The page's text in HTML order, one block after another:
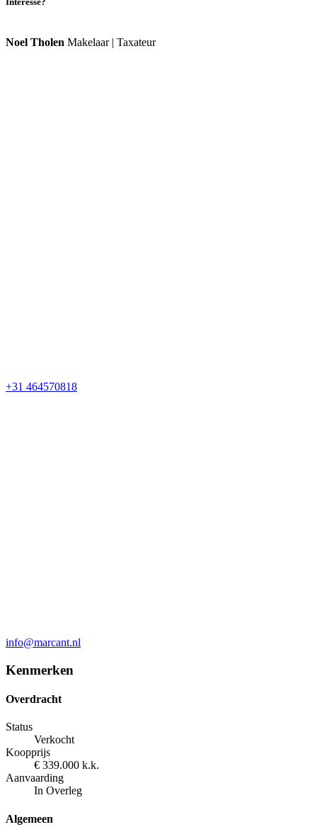
Noel Tholen Makelaar | Taxateur
+31 464570818
info@marcant.nl
Kenmerken
Overdracht
Status
Verkocht
Koopprijs
€ 339.000 k.k.
Aanvaarding
In Overleg
Algemeen